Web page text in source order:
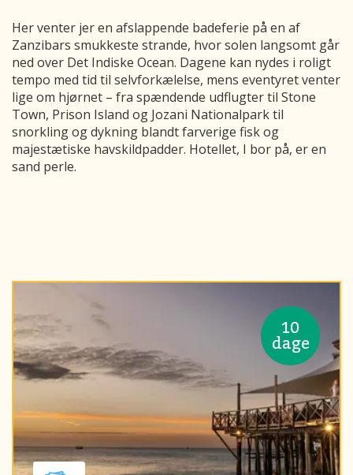
Her venter jer en afslappende badeferie på en af
Zanzibars smukkeste strande, hvor solen langsomt går
ned over Det Indiske Ocean. Dagene kan nydes i roligt
tempo med tid til selvforkælelse, mens eventyret venter
lige om hjørnet – fra spændende udflugter til Stone
Town, Prison Island og Jozani Nationalpark til
snorkling og dykning blandt farverige fisk og
majestætiske havskildpadder. Hotellet, I bor på, er en
sand perle.
10
dage